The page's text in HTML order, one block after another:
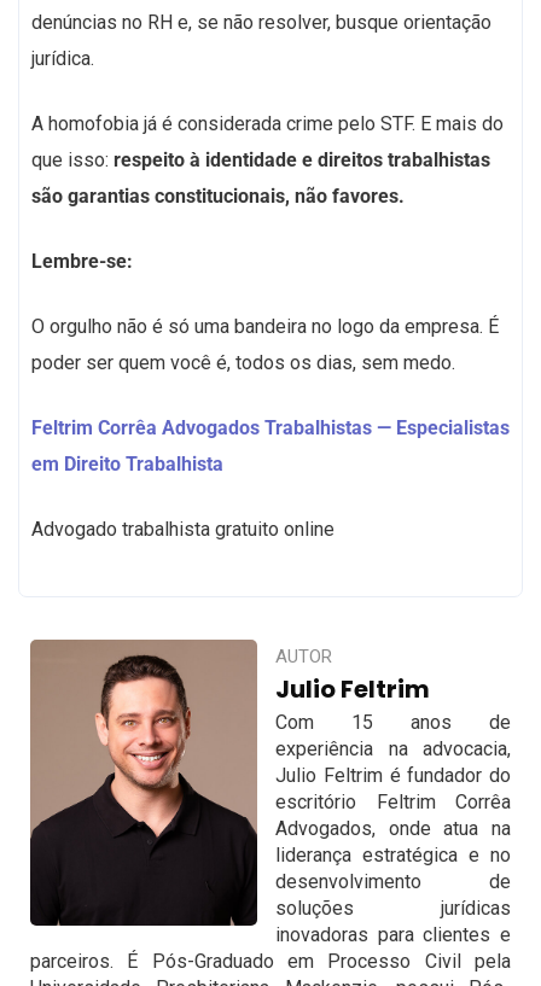
denúncias no RH e, se não resolver, busque orientação
jurídica.
A homofobia já é considerada crime pelo STF. E mais do
que isso: respeito à identidade e direitos trabalhistas
são garantias constitucionais, não favores.
Lembre-se:
O orgulho não é só uma bandeira no logo da empresa. É
poder ser quem você é, todos os dias, sem medo.
Feltrim Corrêa Advogados Trabalhistas — Especialistas
em Direito Trabalhista
Advogado trabalhista gratuito online
AUTOR
Julio Feltrim
Com 15 anos de
experiência na advocacia,
Julio Feltrim é fundador do
escritório Feltrim Corrêa
Advogados, onde atua na
liderança estratégica e no
desenvolvimento de
soluções jurídicas
inovadoras para clientes e
parceiros. É Pós-Graduado em Processo Civil pela